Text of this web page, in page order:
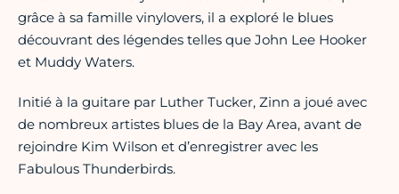
grâce à sa famille vinylovers, il a exploré le blues
découvrant des légendes telles que John Lee Hooker
et Muddy Waters.
Initié à la guitare par Luther Tucker, Zinn a joué avec
de nombreux artistes blues de la Bay Area, avant de
rejoindre Kim Wilson et d’enregistrer avec les
Fabulous Thunderbirds.